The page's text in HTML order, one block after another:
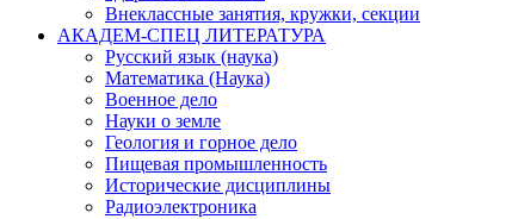
Внеклассные занятия, кружки, секции
АКАДЕМ-СПЕЦ ЛИТЕРАТУРА
Русский язык (наука)
Математика (Наука)
Военное дело
Науки о земле
Геология и горное дело
Пищевая промышленность
Исторические дисциплины
Радиоэлектроника